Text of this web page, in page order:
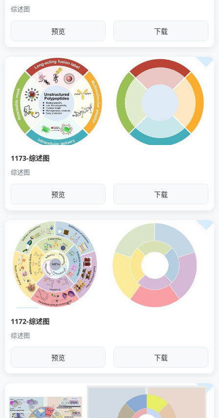
综述图
预览 下载
1173-综述图
综述图
预览 下载
1172-综述图
综述图
预览 下载